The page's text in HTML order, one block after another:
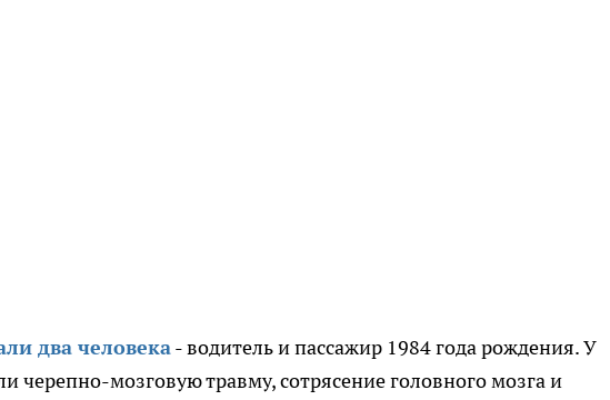
два человека- водитель и пассажир 1984 года рождения. У
черепно-мозговую травму, сотрясение головного мозга и